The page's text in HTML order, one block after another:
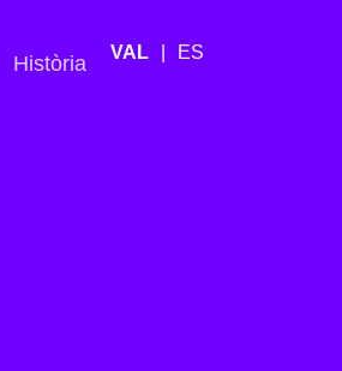
Història ES